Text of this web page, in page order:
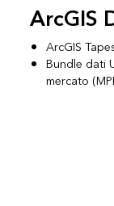
ArcGIS
ArcGIS
Bundle dati
mercato